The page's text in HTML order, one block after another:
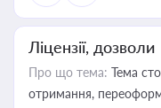
Ліцензії, дозволи
Про що тема: Тема
отримання,